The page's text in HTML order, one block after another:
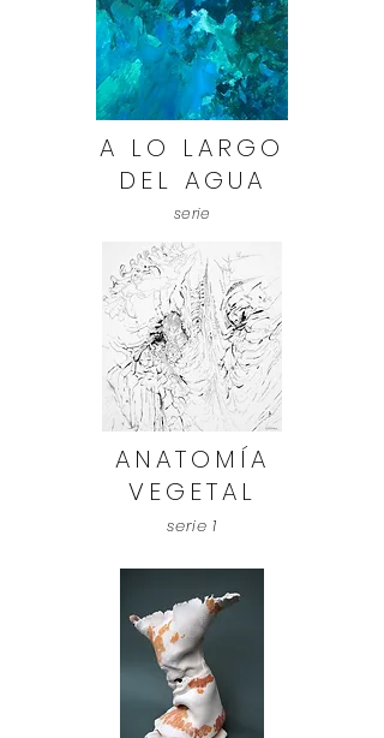
A LO LARGO
DEL AGUA
serie
ANATOMÍA
VEGETAL
serie 1